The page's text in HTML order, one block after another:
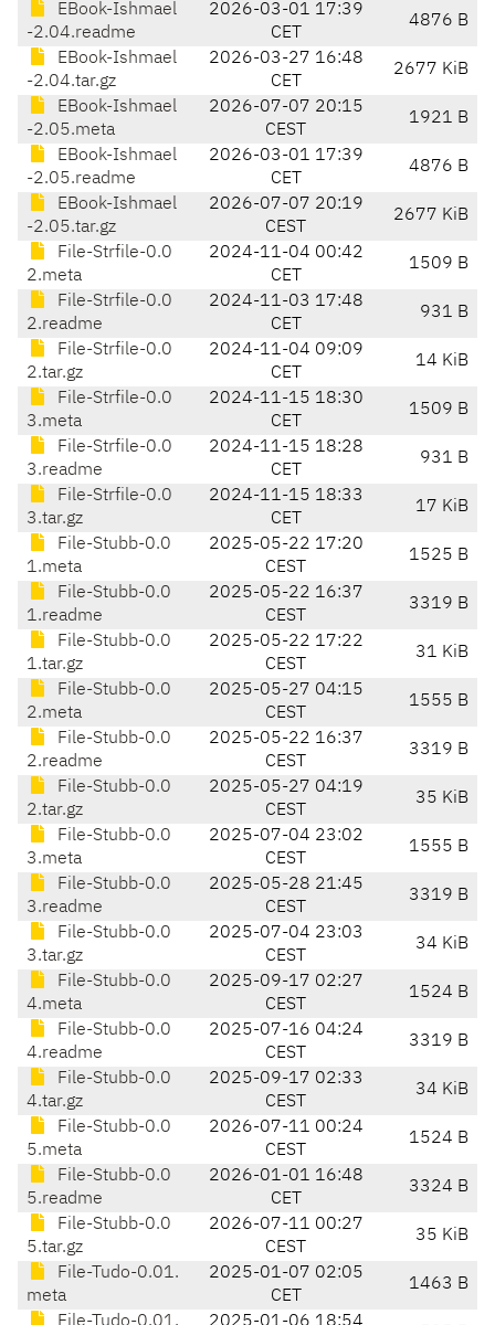
EBook-Ishmael
-2.04.readme
2026-03-01 17:39
CET
4876 B
EBook-Ishmael
-2.04.tar.gz
2026-03-27 16:48
CET
2677 KiB
EBook-Ishmael
-2.05.meta
2026-07-07 20:15
CEST
1921 B
EBook-Ishmael
-2.05.readme
2026-03-01 17:39
CET
4876 B
EBook-Ishmael
-2.05.tar.gz
2026-07-07 20:19
CEST
2677 KiB
File-Strfile-0.0
2.meta
2024-11-04 00:42
CET
1509 B
File-Strfile-0.0
2.readme
2024-11-03 17:48
CET
931 B
File-Strfile-0.0
2.tar.gz
2024-11-04 09:09
CET
14 KiB
File-Strfile-0.0
3.meta
2024-11-15 18:30
CET
1509 B
File-Strfile-0.0
3.readme
2024-11-15 18:28
CET
931 B
File-Strfile-0.0
3.tar.gz
2024-11-15 18:33
CET
17 KiB
File-Stubb-0.0
1.meta
2025-05-22 17:20
CEST
1525 B
File-Stubb-0.0
1.readme
2025-05-22 16:37
CEST
3319 B
File-Stubb-0.0
1.tar.gz
2025-05-22 17:22
CEST
31 KiB
File-Stubb-0.0
2.meta
2025-05-27 04:15
CEST
1555 B
File-Stubb-0.0
2.readme
2025-05-22 16:37
CEST
3319 B
File-Stubb-0.0
2.tar.gz
2025-05-27 04:19
CEST
35 KiB
File-Stubb-0.0
3.meta
2025-07-04 23:02
CEST
1555 B
File-Stubb-0.0
3.readme
2025-05-28 21:45
CEST
3319 B
File-Stubb-0.0
3.tar.gz
2025-07-04 23:03
CEST
34 KiB
File-Stubb-0.0
4.meta
2025-09-17 02:27
CEST
1524 B
File-Stubb-0.0
4.readme
2025-07-16 04:24
CEST
3319 B
File-Stubb-0.0
4.tar.gz
2025-09-17 02:33
CEST
34 KiB
File-Stubb-0.0
5.meta
2026-07-11 00:24
CEST
1524 B
File-Stubb-0.0
5.readme
2026-01-01 16:48
CET
3324 B
File-Stubb-0.0
5.tar.gz
2026-07-11 00:27
CEST
35 KiB
File-Tudo-0.01.
meta
2025-01-07 02:05
CET
1463 B